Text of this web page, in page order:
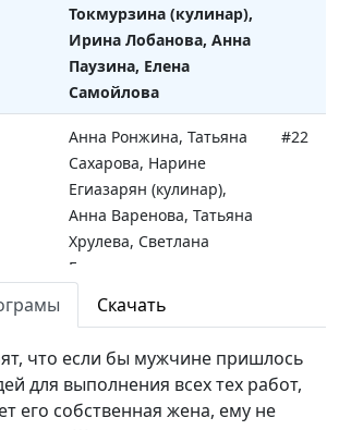
Токмурзина (кулинар),
Ирина Лобанова, Анна
Паузина, Елена
Самойлова
Анна Ронжина, Татьяна
Сахарова, Нарине
Егиазарян (кулинар),
Анна Варенова, Татьяна
Хрулева, Светлана
Григорьева
#22
Анна Ронжина, Татьяна
Егиазарян (кулинар),
Анна Варенова, Татьяна
Хрулева, Светлана
Скачать
что если бы мужчине пришлось
для выполнения всех тех работ,
его собственная жена, ему не